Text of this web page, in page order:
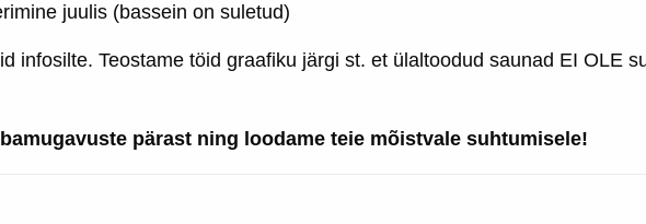
juulis (bassein on suletud)
infosilte. Teostame töid graafiku järgi st. et ülaltoodud saunad EI OLE
pärast ning loodame teie mõistvale suhtumisele!